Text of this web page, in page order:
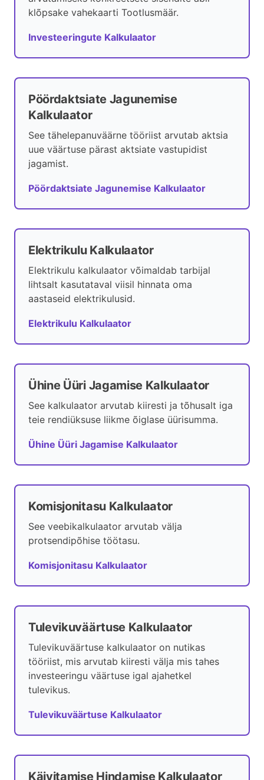
klõpsake vahekaarti Tootlusmäär.
Investeeringute Kalkulaator
Pöördaktsiate Jagunemise
Kalkulaator
See tähelepanuväärne tööriist arvutab aktsia
uue väärtuse pärast aktsiate vastupidist
jagamist.
Pöördaktsiate Jagunemise Kalkulaator
Elektrikulu Kalkulaator
Elektrikulu kalkulaator võimaldab tarbijal
lihtsalt kasutataval viisil hinnata oma
aastaseid elektrikulusid.
Elektrikulu Kalkulaator
Ühine Üüri Jagamise Kalkulaator
See kalkulaator arvutab kiiresti ja tõhusalt iga
teie rendiüksuse liikme õiglase üürisumma.
Ühine Üüri Jagamise Kalkulaator
Komisjonitasu Kalkulaator
See veebikalkulaator arvutab välja
protsendipõhise töötasu.
Komisjonitasu Kalkulaator
Tulevikuväärtuse Kalkulaator
Tulevikuväärtuse kalkulaator on nutikas
tööriist, mis arvutab kiiresti välja mis tahes
investeeringu väärtuse igal ajahetkel
tulevikus.
Tulevikuväärtuse Kalkulaator
Käivitamise Hindamise Kalkulaator